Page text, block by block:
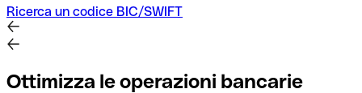
Ricerca un codice BIC/SWIFT
Ottimizza le operazioni bancarie